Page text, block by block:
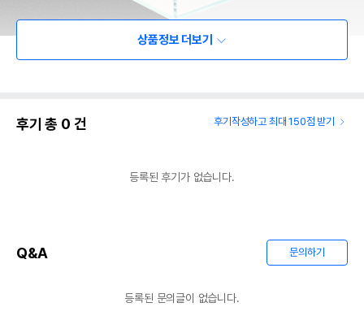
상품정보 더보기
후기 총 0 건 후기작성하고 최대 150점 받기
등록된 후기가 없습니다.
Q&A 문의하기
등록된 문의글이 없습니다.